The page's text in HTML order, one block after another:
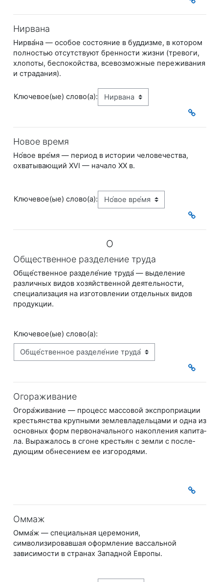
Нирвана
Нирва́на — особое состояние в буддизме, в котором
полностью отсутствуют бренности жизни (тревоги,
хлопоты, беспокойства, всевозможные переживания
и страдания).
Ключевое(ые) слово(а):
Новое время
Но́вое вре́мя — период в истории человечества,
охватывающий XVI — начало XX в.
Ключевое(ые) слово(а):
О
Общественное разделение труда
Обще́ственное разделе́ние труда́ — выделение
различных видов хозяйственной деятельности,
специализация на изготовлении отдельных видов
продукции.
Ключевое(ые) слово(а):
Огораживание
Огора́живание — про­цесс мас­со­вой экс­про­приа­ции
кре­сть­ян­ст­ва круп­ны­ми зем­ле­вла­дель­ца­ми и од­на из
ос­нов­ных форм пер­во­на­чаль­но­го на­ко­п­ле­ния ка­пи­та­
ла. Вы­ра­жа­лось в сго­не кре­сть­ян с зем­ли с по­сле­
дую­щим об­не­се­ни­ем ее из­го­ро­дя­ми.
Оммаж
Омма́ж — специальная церемония,
символизировавшая оформление вассальной
зависимости в странах Западной Европы.